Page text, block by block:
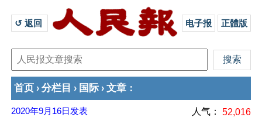
↺ 返回 电子报 正體版
首页 › 分栏目 › 国际 › 文章 ：
2020年9月16日 发表 人气： 52,016